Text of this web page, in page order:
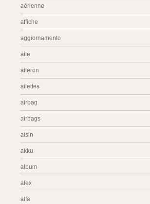
aérienne
affiche
aggiornamento
aile
aileron
ailettes
airbag
airbags
aisin
akku
album
alex
alfa